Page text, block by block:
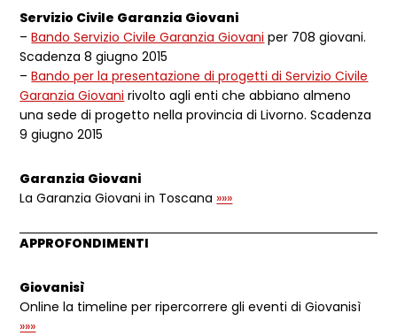
Servizio Civile Garanzia Giovani
–Bando Servizio Civile Garanzia Giovani per 708 giovani.
Scadenza 8 giugno 2015
–Bando per la presentazione di progetti di Servizio Civile
Garanzia Giovani rivolto agli enti che abbiano almeno
una sede di progetto nella provincia di Livorno. Scadenza
9 giugno 2015
Garanzia Giovani
La Garanzia Giovani in Toscana »»»
APPROFONDIMENTI
Giovanisì
Online la timeline per ripercorrere gli eventi di Giovanisì
»»»